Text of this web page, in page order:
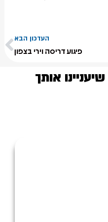
העדכון הבא
פיגוע דריסה וירי בצפון
אותך